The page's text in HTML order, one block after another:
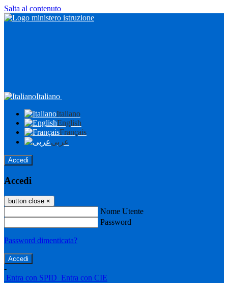
Salta al contenuto
Italiano
Italiano
English
Français
عربى
Accedi
Accedi
button close ×
Nome Utente
Password
Password dimenticata?
-
Entra con SPID Entra con CIE